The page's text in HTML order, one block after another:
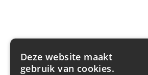
Deze website maakt
gebruik van cookies.